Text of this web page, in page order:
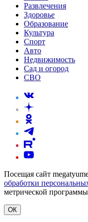
Развлечения
Здоровье
Образование
Культура
Спорт
Авто
Недвижимость
Сад и огород
СВО
Посещая сайт
обработки
метрической
ОК